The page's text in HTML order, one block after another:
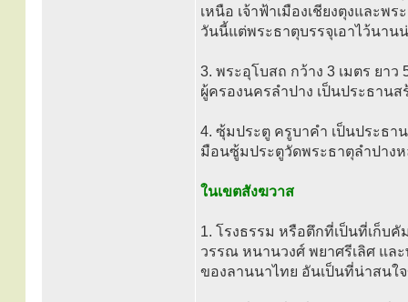
เหนือ เจ้าฟ้าเมืองเชียงตุงและ
วันนี้แต่พระธาตุบรรจุเอาไว้นาน
3. พระอุโบสถ กว้าง 3 เมตร ยา
ผู้ครองนครลำปาง เป็นประธานส
4. ซุ้มประตู ครูบาคำ เป็นประธา
มือนซู้มประตูวัดพระธาตุลำปางห
ในเขตสังฆวาส
1. โรงธรรม หรือตึกที่เป็นที่เก็บ
วรรณ หนานวงศ์ พยาศรีเลิศ แล
ของลานนาไทย อันเป็นที่น่าสน